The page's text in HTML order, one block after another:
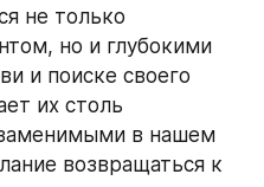
не только
но и глубокими
и поиске своего
их столь
в нашем
возвращаться к